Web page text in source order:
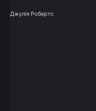
Джулія Робертс